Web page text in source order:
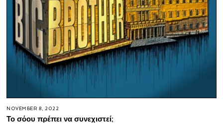
NOVEMBER 8, 2022
Το σόου πρέπει να συνεχιστεί;